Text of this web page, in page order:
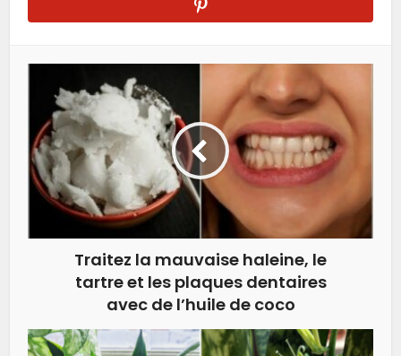
Traitez la mauvaise haleine, le
tartre et les plaques dentaires
avec de l’huile de coco